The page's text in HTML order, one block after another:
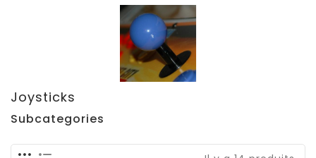
Joysticks
Subcategories